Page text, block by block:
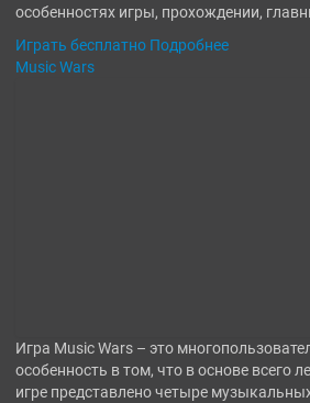
особенностях игры, прохождении,
Играть бесплатно Подробнее
Music Wars
Игра Music Wars – это
особенность в том, что в основе всего
игре представлено четыре